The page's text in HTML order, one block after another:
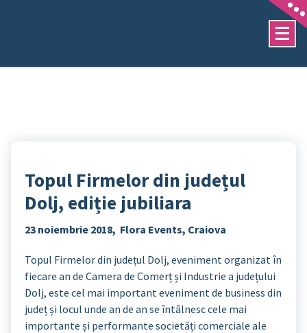
Topul Firmelor din județul
Dolj, ediție jubiliara
23 noiembrie 2018, Flora Events, Craiova
Topul Firmelor din județul Dolj, eveniment organizat în
fiecare an de Camera de Comerț și Industrie a județului
Dolj, este cel mai important eveniment de business din
județ și locul unde an de an se întâlnesc cele mai
importante și performante societăți comerciale ale